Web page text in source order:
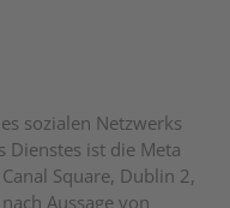
sozialen Netzwerks
Dienstes ist die Meta
Square, Dublin 2,
Aussage von